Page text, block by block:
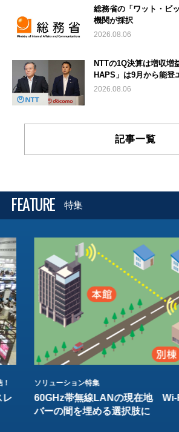
総務省の「ワット・ビ
機関が採択
2026.08.06
NTTの1Q決算は増収
HAPS」は9月から能登
2026.08.06
記事一覧
FEATURE 特集
レ
ソリューション特集
60GHz帯無線LANの現在地 Wi-
バーの間を埋める選択肢に